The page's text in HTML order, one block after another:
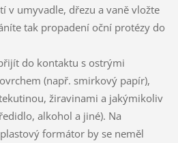
v umyvadle, dřezu a vaně vložte
tak propadení oční protézy do
do kontaktu s ostrými
(např. smirkový papír),
žiravinami a jakýmikoliv
alkohol a jiné). Na
formátor by se neměl